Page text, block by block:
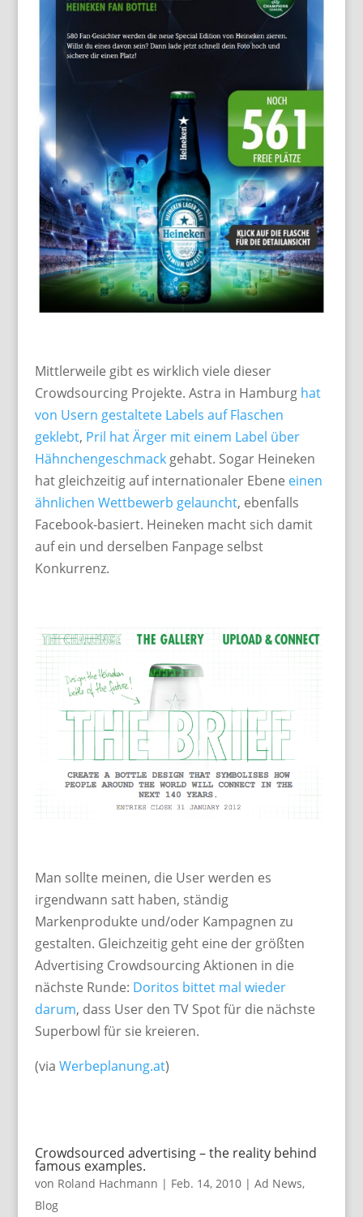
Mittlerweile gibt es wirklich viele dieser
Crowdsourcing Projekte. Astra in Hamburg hat
von Usern gestaltete Labels auf Flaschen
geklebt, Pril hat Ärger mit einem Label über
Hähnchengeschmackgehabt. Sogar Heineken
hat gleichzeitig auf internationaler Ebene einen
ähnlichen Wettbewerb gelauncht, ebenfalls
Facebook-basiert. Heineken macht sich damit
auf ein und derselben Fanpage selbst
Konkurrenz.
Man sollte meinen, die User werden es
irgendwann satt haben, ständig
Markenprodukte und/oder Kampagnen zu
gestalten. Gleichzeitig geht eine der größten
Advertising Crowdsourcing Aktionen in die
nächste Runde: Doritos bittet mal wieder
darum, dass User den TV Spot für die nächste
Superbowl für sie kreieren.
(via Werbeplanung.at)
Crowdsourced advertising – the reality behind
famous examples.
von Roland Hachmann | Feb. 14, 2010| Ad News,
Blog